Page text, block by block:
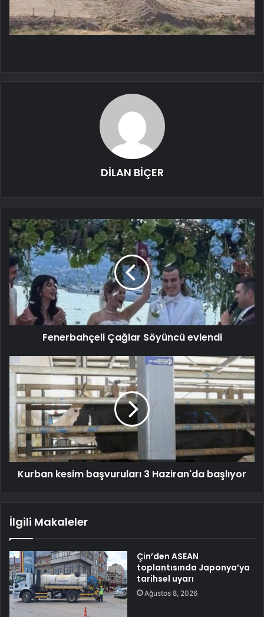
DİLAN BİÇER
Fenerbahçeli Çağlar Söyüncü evlendi
Kurban kesim başvuruları 3 Haziran'da başlıyor
İlgili Makaleler
Çin’den ASEAN
toplantısında Japonya’ya
tarihsel uyarı
Ağustos 8, 2026